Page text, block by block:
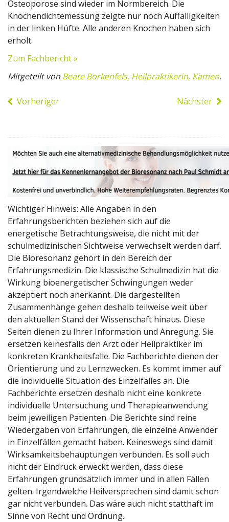
Osteoporose sind wieder im Normbereich. Die
Knochendichtemessung zeigte nur noch Auffälligkeiten
in der linken Hüfte. Alle anderen Knochen haben sich
erholt.
Zum Fachbericht »
Mitgeteilt von Beate Borkenfels, Heilpraktikerin, Kamen.
Vorheriger Nächster
Wichtiger Hinweis: Alle Angaben in den
Erfahrungsberichten beziehen sich auf die
energetische Betrachtungsweise, die nicht mit der
schulmedizinischen Sichtweise verwechselt werden darf.
Die Bioresonanz gehört in den Bereich der
Erfahrungsmedizin. Die klassische Schulmedizin hat die
Wirkung bioenergetischer Schwingungen weder
akzeptiert noch anerkannt. Die dargestellten
Zusammenhänge gehen deshalb teilweise weit über
den aktuellen Stand der Wissenschaft hinaus. Diese
Seiten dienen zu Ihrer Information und Anregung. Sie
ersetzen keinesfalls den Arzt oder Heilpraktiker im
konkreten Krankheitsfalle. Die Fachberichte dienen der
Orientierung und zu Lernzwecken. Es kommt immer auf
die individuelle Situation des Einzelfalles an. Die
Fachberichte ersetzen deshalb nicht eine konkrete
individuelle Untersuchung und Therapieanwendung
beim jeweiligen Patienten. Die Berichte sind reine
Wiedergaben von Erfahrungen, die einzelne Anwender
in Einzelfällen gemacht haben. Keineswegs sind damit
Wirksamkeitsbehauptungen verbunden. Es soll auch
nicht der Eindruck erweckt werden, dass diese
Erfahrungen grundsätzlich immer und in allen Fällen
gelten. Irgendwelche Heilversprechen sind damit schon
gar nicht verbunden. Das wäre auch nicht statthaft im
Sinne von Recht und Ordnung.